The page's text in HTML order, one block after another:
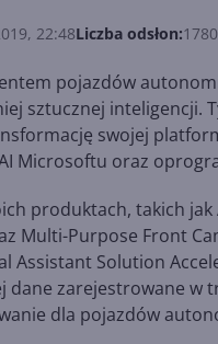
22:48Liczba odsłon:1780
pojazdów
sztucznej inteligencji.
swojej
Microsoftu oraz
produktach, takich jak
Multi-Purpose Front
Assistant Solution
dane zarejestrowane
dla pojazdów